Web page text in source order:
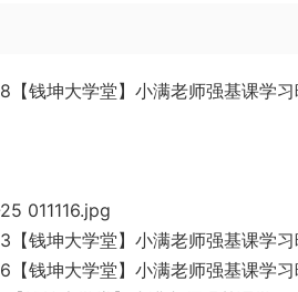
【钱坤大学堂】小满老师强基课学
011116.jpg
【钱坤大学堂】小满老师强基课学
【钱坤大学堂】小满老师强基课学